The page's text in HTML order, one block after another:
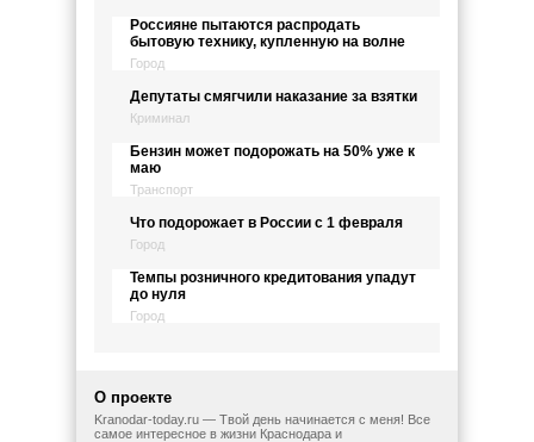
Россияне пытаются распродать
бытовую технику, купленную на волне
Город
Депутаты смягчили наказание за взятки
Криминал
Бензин может подорожать на 50% уже к
маю
Транспорт
Что подорожает в России с 1 февраля
Город
Темпы розничного кредитования упадут
до нуля
Город
О проекте
Kranodar-today.ru — Твой день начинается с меня! Все
самое интересное в жизни Краснодара и